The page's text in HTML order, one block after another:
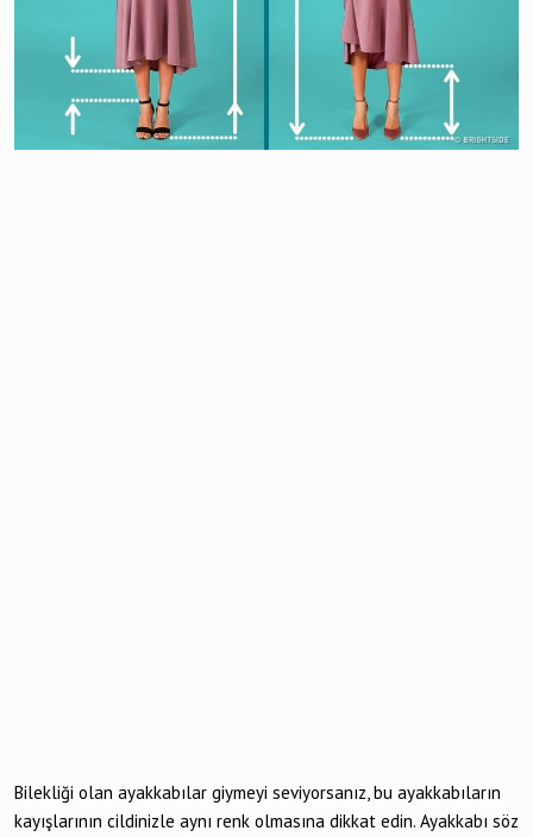
Bilekliği olan ayakkabılar giymeyi seviyorsanız, bu ayakkabıların
kayışlarının cildinizle aynı renk olmasına dikkat edin. Ayakkabı söz